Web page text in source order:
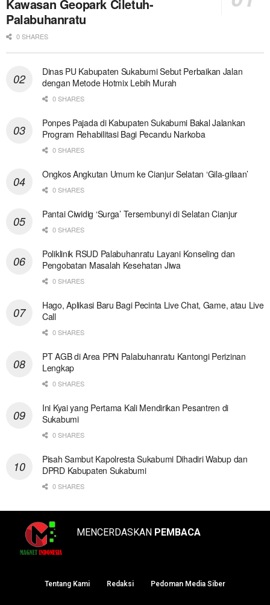
Kawasan Geopark Ciletuh-
Palabuhanratu
0 SHARES
Dinas PU Kabupaten Sukabumi Sebut Perbaikan Jalan
dengan Metode Hotmix Lebih Murah
0 SHARES
Ponpes Pajada di Kabupaten Sukabumi Bakal Jalankan
Program Rehabilitasi Bagi Pecandu Narkoba
0 SHARES
Ongkos Angkutan Umum ke Cianjur Selatan ‘Gila-gilaan’
0 SHARES
Pantai Ciwidig ‘Surga’ Tersembunyi di Selatan Cianjur
0 SHARES
Poliklinik RSUD Palabuhanratu Layani Konseling dan
Pengobatan Masalah Kesehatan Jiwa
0 SHARES
Hago, Aplikasi Baru Bagi Pecinta Live Chat, Game, atau Live
Call
0 SHARES
PT AGB di Area PPN Palabuhanratu Kantongi Perizinan
Lengkap
0 SHARES
Ini Kyai yang Pertama Kali Mendirikan Pesantren di
Sukabumi
0 SHARES
Pisah Sambut Kapolresta Sukabumi Dihadiri Wabup dan
DPRD Kabupaten Sukabumi
0 SHARES
MENCERDASKAN PEMBACA
Tentang Kami Redaksi Pedoman Media Siber